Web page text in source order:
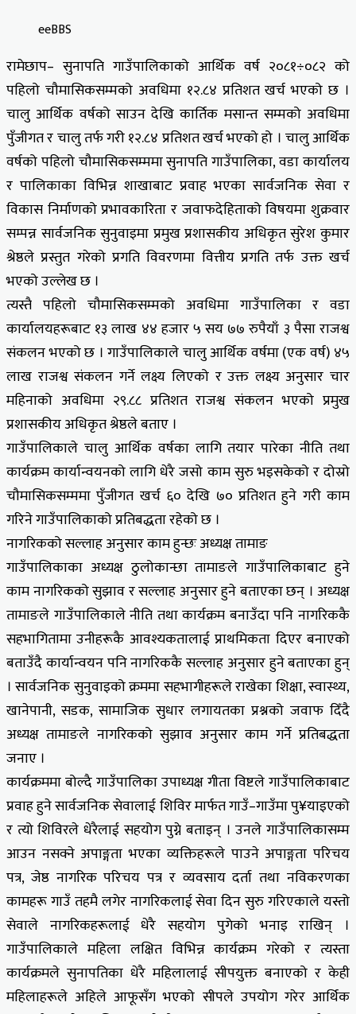
eeBBS
रामेछाप– सुनापति गाउँपालिकाको आर्थिक वर्ष २०८१÷०८२ को
पहिलो चौमासिकसम्मको अवधिमा १२.८४ प्रतिशत खर्च भएको छ ।
चालु आर्थिक वर्षको साउन देखि कार्तिक मसान्त सम्मको अवधिमा
पुँजीगत र चालु तर्फ गरी १२.८४ प्रतिशत खर्च भएको हो । चालु आर्थिक
वर्षको पहिलो चौमासिकसम्ममा सुनापति गाउँपालिका, वडा कार्यालय
र पालिकाका विभिन्न शाखाबाट प्रवाह भएका सार्वजनिक सेवा र
विकास निर्माणको प्रभावकारिता र जवाफदेहिताको विषयमा शुक्रवार
सम्पन्न सार्वजनिक सुनुवाइमा प्रमुख प्रशासकीय अधिकृत सुरेश कुमार
श्रेष्ठले प्रस्तुत गरेको प्रगति विवरणमा वित्तीय प्रगति तर्फ उक्त खर्च
भएको उल्लेख छ ।
त्यस्तै पहिलो चौमासिकसम्मको अवधिमा गाउँपालिका र वडा
कार्यालयहरूबाट १३ लाख ४४ हजार ५ सय ७७ रुपैयाँ ३ पैसा राजश्व
संकलन भएको छ । गाउँपालिकाले चालु आर्थिक वर्षमा (एक वर्ष) ४५
लाख राजश्व संकलन गर्ने लक्ष्य लिएको र उक्त लक्ष्य अनुसार चार
महिनाको अवधिमा २९.८८ प्रतिशत राजश्व संकलन भएको प्रमुख
प्रशासकीय अधिकृत श्रेष्ठले बताए ।
गाउँपालिकाले चालु आर्थिक वर्षका लागि तयार पारेका नीति तथा
कार्यक्रम कार्यान्वयनको लागि धेरै जसो काम सुरु भइसकेको र दोस्रो
चौमासिकसम्ममा पुँजीगत खर्च ६० देखि ७० प्रतिशत हुने गरी काम
गरिने गाउँपालिकाको प्रतिबद्धता रहेको छ ।
नागरिकको सल्लाह अनुसार काम हुन्छः अध्यक्ष तामाङ
गाउँपालिकाका अध्यक्ष ठुलोकान्छा तामाङले गाउँपालिकाबाट हुने
काम नागरिकको सुझाव र सल्लाह अनुसार हुने बताएका छन् । अध्यक्ष
तामाङले गाउँपालिकाले नीति तथा कार्यक्रम बनाउँदा पनि नागरिककै
सहभागितामा उनीहरूकै आवश्यकतालाई प्राथमिकता दिएर बनाएको
बताउँदै कार्यान्वयन पनि नागरिककै सल्लाह अनुसार हुने बताएका हुन्
। सार्वजनिक सुनुवाइको क्रममा सहभागीहरूले राखेका शिक्षा, स्वास्थ्य,
खानेपानी, सडक, सामाजिक सुधार लगायतका प्रश्नको जवाफ दिँदै
अध्यक्ष तामाङले नागरिकको सुझाव अनुसार काम गर्ने प्रतिबद्धता
जनाए ।
कार्यक्रममा बोल्दै गाउँपालिका उपाध्यक्ष गीता विष्टले गाउँपालिकाबाट
प्रवाह हुने सार्वजनिक सेवालाई शिविर मार्फत गाउँ–गाउँमा पु¥याइएको
र त्यो शिविरले धेरैलाई सहयोग पुग्ने बताइन् । उनले गाउँपालिकासम्म
आउन नसक्ने अपाङ्गता भएका व्यक्तिहरूले पाउने अपाङ्गता परिचय
पत्र, जेष्ठ नागरिक परिचय पत्र र व्यवसाय दर्ता तथा नविकरणका
कामहरू गाउँ तहमै लगेर नागरिकलाई सेवा दिन सुरु गरिएकाले यस्तो
सेवाले नागरिकहरूलाई धेरै सहयोग पुगेको भनाइ राखिन् ।
गाउँपालिकाले महिला लक्षित विभिन्न कार्यक्रम गरेको र त्यस्ता
कार्यक्रमले सुनापतिका धेरै महिलालाई सीपयुक्त बनाएको र केही
महिलाहरूले अहिले आफूसँग भएको सीपले उपयोग गरेर आर्थिक